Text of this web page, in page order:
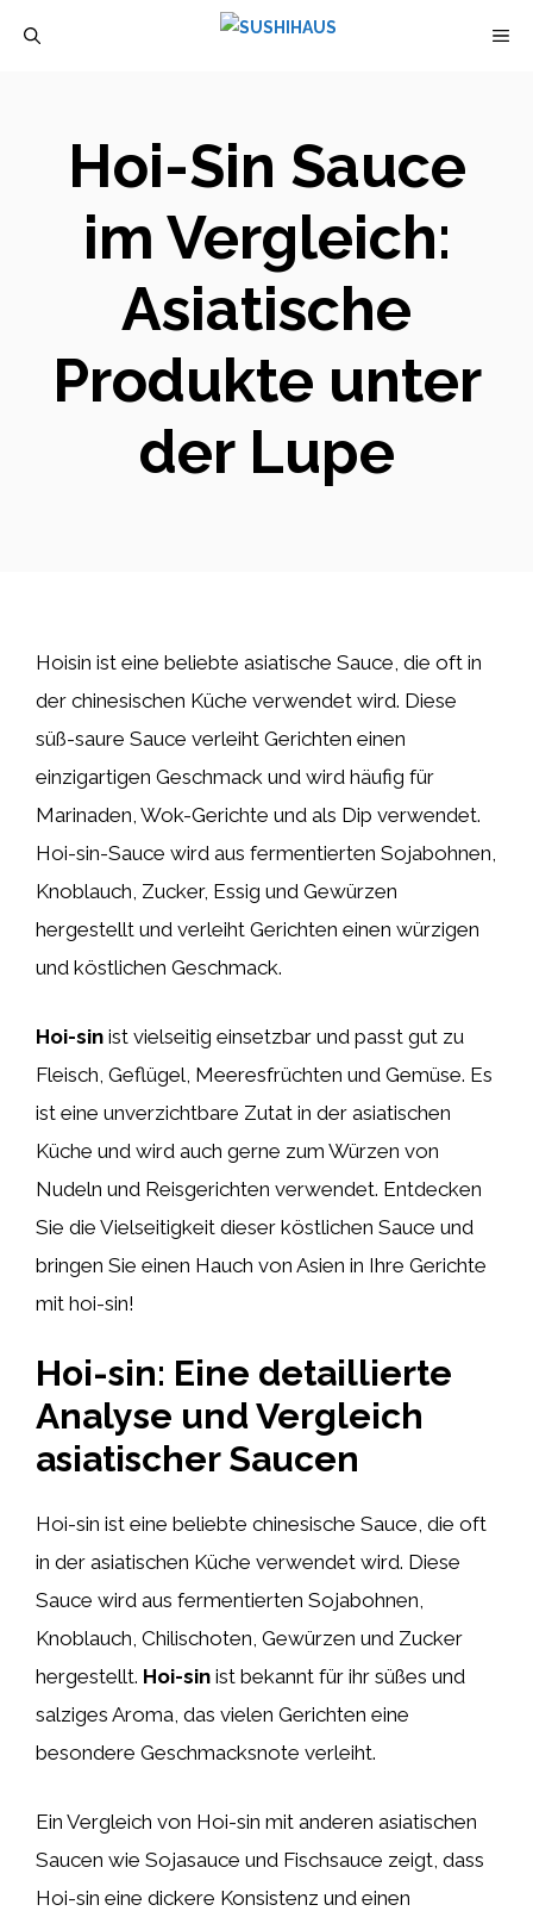
Hoi-Sin Sauce
im Vergleich:
Asiatische
Produkte unter
der Lupe
Hoisin ist eine beliebte asiatische Sauce, die oft in
der chinesischen Küche verwendet wird. Diese
süß-saure Sauce verleiht Gerichten einen
einzigartigen Geschmack und wird häufig für
Marinaden, Wok-Gerichte und als Dip verwendet.
Hoi-sin-Sauce wird aus fermentierten Sojabohnen,
Knoblauch, Zucker, Essig und Gewürzen
hergestellt und verleiht Gerichten einen würzigen
und köstlichen Geschmack.
Hoi-sin ist vielseitig einsetzbar und passt gut zu
Fleisch, Geflügel, Meeresfrüchten und Gemüse. Es
ist eine unverzichtbare Zutat in der asiatischen
Küche und wird auch gerne zum Würzen von
Nudeln und Reisgerichten verwendet. Entdecken
Sie die Vielseitigkeit dieser köstlichen Sauce und
bringen Sie einen Hauch von Asien in Ihre Gerichte
mit hoi-sin!
Hoi-sin: Eine detaillierte
Analyse und Vergleich
asiatischer Saucen
Hoi-sin ist eine beliebte chinesische Sauce, die oft
in der asiatischen Küche verwendet wird. Diese
Sauce wird aus fermentierten Sojabohnen,
Knoblauch, Chilischoten, Gewürzen und Zucker
hergestellt. Hoi-sin ist bekannt für ihr süßes und
salziges Aroma, das vielen Gerichten eine
besondere Geschmacksnote verleiht.
Ein Vergleich von Hoi-sin mit anderen asiatischen
Saucen wie Sojasauce und Fischsauce zeigt, dass
Hoi-sin eine dickere Konsistenz und einen